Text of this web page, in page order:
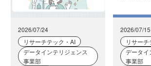
2026/07/24
リサーチテック・AI
データインテリジェンス
事業部
2026/07/15
リサー
データイ
事業部